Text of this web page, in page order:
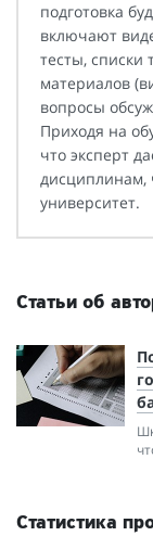
подготовка
включают
тесты, списки
материалов
вопросы
Приходя на
что эксперт
дисциплинам,
университет.
Статьи об
Статистика